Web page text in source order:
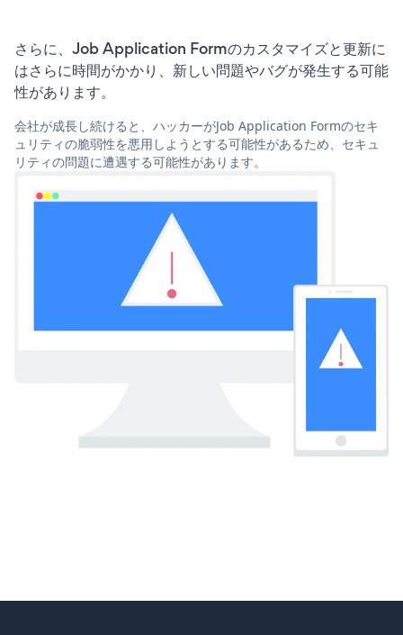
さらに、Job Application Formのカスタマイズと更新に
はさらに時間がかかり、新しい問題やバグが発生する可能
性があります。
会社が成長し続けると、ハッカーがJob Application Formのセキ
ュリティの脆弱性を悪用しようとする可能性があるため、セキュ
リティの問題に遭遇する可能性があります。